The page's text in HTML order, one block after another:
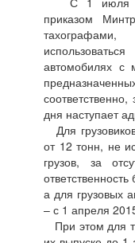
приказом
автомобилях с
дня наступает
Для
от 12 тонн, не
грузов, за
а для грузовых
– с 1 апреля
При этом для